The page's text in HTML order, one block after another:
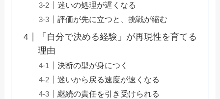
迷いの処理が遅くなる
評価が先に立つと、挑戦が縮む
「自分で決める経験」が再現性を育てる
理由
決断の型が身につく
迷いから戻る速度が速くなる
継続の責任を引き受けられる